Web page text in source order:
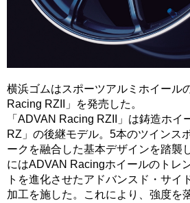
横浜ゴムはスポーツアルミホイール
Racing RZII」を発売した。
「ADVAN Racing RZII」は鋳造ホイ
RZ」の後継モデル。5本のツインス
ークを融合した基本デザインを踏襲
にはADVAN Racingホイールのトレ
トを進化させたアドバンスド・サイ
加工を施した。これにより、強度を